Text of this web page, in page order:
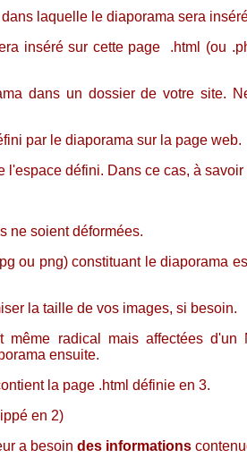
laquelle le diaporama sera
inséré sur cette page .html (ou
dans un dossier de votre site.
par le diaporama sur la page web.
l'espace défini. Dans ce cas, à savoir
ne soient déformées.
ou png) constituant le diaporama
la taille de vos images, si besoin.
radical mais affectées d'un
ensuite.
la page .html définie en 3.
en 2)
a besoin des informations